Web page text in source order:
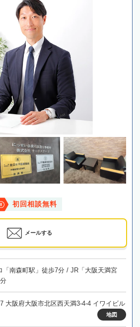
初回相談無料
メールする
「南森町駅」徒歩7分 / JR「大阪天満宮
大阪府大阪市北区西天満3-4-4 イワイビル
地図